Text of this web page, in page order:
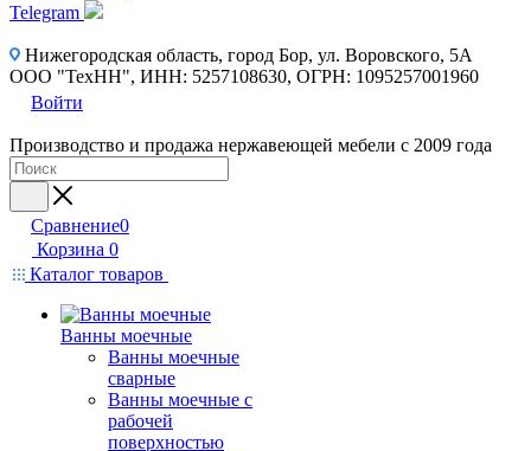
Telegram
Нижегородская область, город Бор, ул. Воровского, 5А
ООО "ТехНН", ИНН: 5257108630, ОГРН: 1095257001960
Войти
Производство и продажа нержавеющей мебели с 2009 года
Сравнение0
Корзина 0
Каталог товаров
Ванны моечные
Ванны моечные
сварные
Ванны моечные с
рабочей
поверхностью